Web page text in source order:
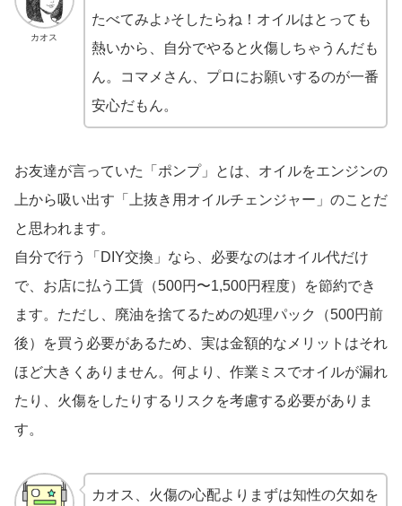
カオス
たべてみよ♪そしたらね！オイルはとっても
熱いから、自分でやると火傷しちゃうんだも
ん。コマメさん、プロにお願いするのが一番
安心だもん。
お友達が言っていた「ポンプ」とは、オイルをエンジンの
上から吸い出す「上抜き用オイルチェンジャー」のことだ
と思われます。
自分で行う「DIY交換」なら、必要なのはオイル代だけ
で、お店に払う工賃（500円〜1,500円程度）を節約でき
ます。ただし、廃油を捨てるための処理パック（500円前
後）を買う必要があるため、実は金額的なメリットはそれ
ほど大きくありません。何より、作業ミスでオイルが漏れ
たり、火傷をしたりするリスクを考慮する必要がありま
す。
カオス、火傷の心配よりまずは知性の欠如を